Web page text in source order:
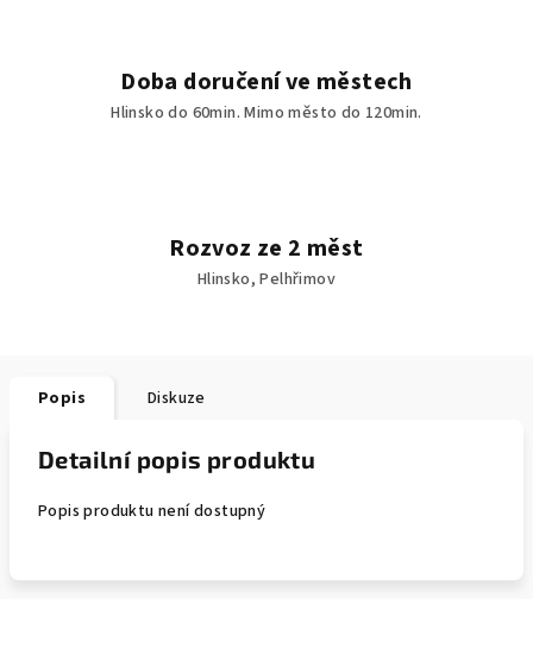
Doba doručení ve městech
Hlinsko do 60min. Mimo město do 120min.
Rozvoz ze 2 měst
Hlinsko, Pelhřimov
Popis Diskuze
Detailní popis produktu
Popis produktu není dostupný